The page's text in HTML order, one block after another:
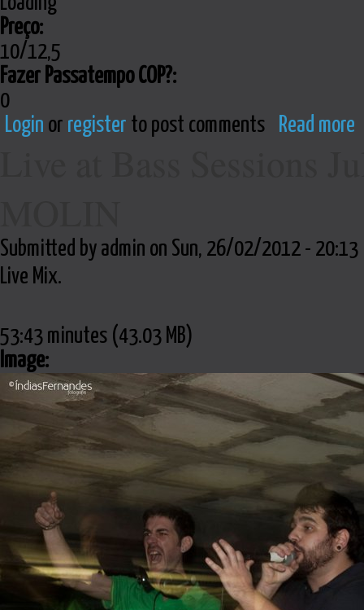
Preço:
10/12,5
Fazer Passatempo COP?:
0
Login or register to post comments Read more
Submitted by admin on Sun, 26/02/2012 - 20:13
Live Mix.
53:43 minutes (43.03 MB)
Image: